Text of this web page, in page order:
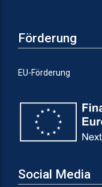
Förderung
EU-Förderung
Social Media